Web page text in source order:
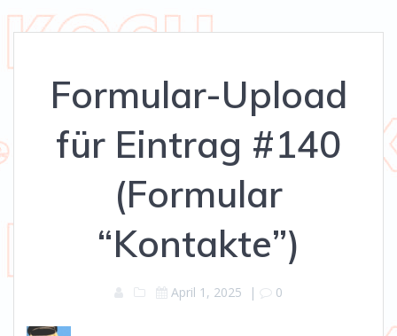
Formular-Upload
für Eintrag #140
(Formular
“Kontakte”)
April 1, 2025 | 0